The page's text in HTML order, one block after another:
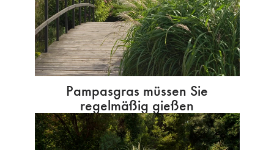
Pampasgras müssen Sie
regelmäßig gießen